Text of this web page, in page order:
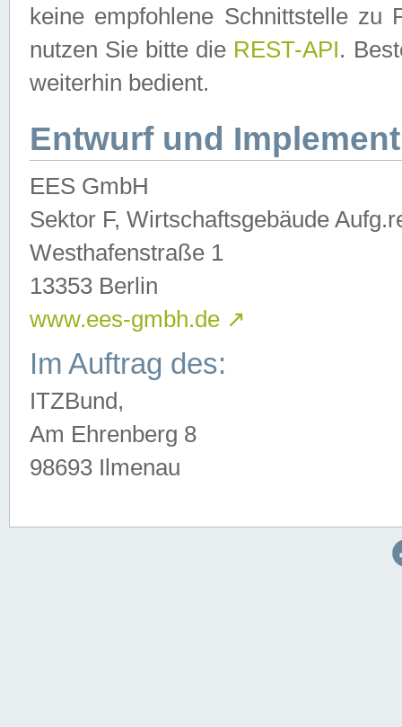
keine empfohlene Schnittstelle zu
nutzen Sie bitte die REST-API.
weiterhin bedient.
Entwurf und
EES GmbH
Sektor F, Wirtschaftsgebäude
Westhafenstraße 1
13353 Berlin
www.ees-gmbh.de ↗
Im Auftrag des:
ITZBund,
Am Ehrenberg 8
98693 Ilmenau